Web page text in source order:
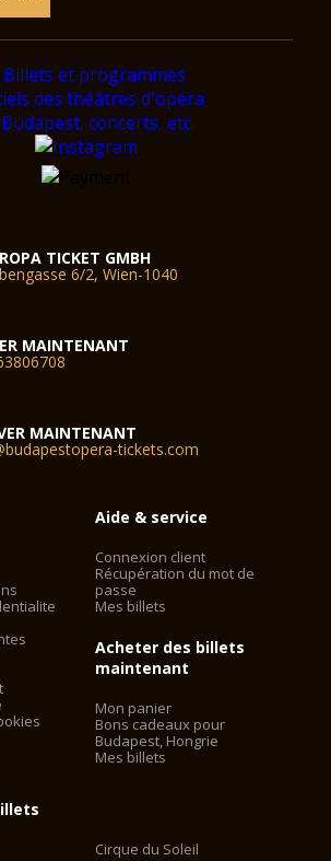
TICKET GMBH
6/2, Wien-1040
MAINTENANT
MAINTENANT
tickets.com
Aide & service
Connexion client
Récupération du mot de
passe
Mes billets
Acheter des billets
maintenant
Mon panier
Bons cadeaux pour
Budapest, Hongrie
Mes billets
Cirque du Soleil